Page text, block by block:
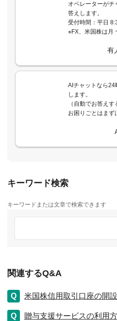
オペレーターがチ
答えします。
受付時間：平日
※FX、米国株は月
有
AIチャットなら24
します。
（自動でお答え
お困りごとはまず
キーワード検索
キーワードまたは文章で検索できます
関連するQ&A
米国株信用取引口座の開
贈与支援サービスの利用